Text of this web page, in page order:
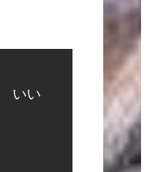
いい